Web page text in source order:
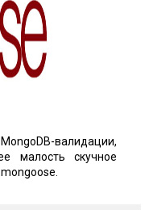
валидации,
малость скучное